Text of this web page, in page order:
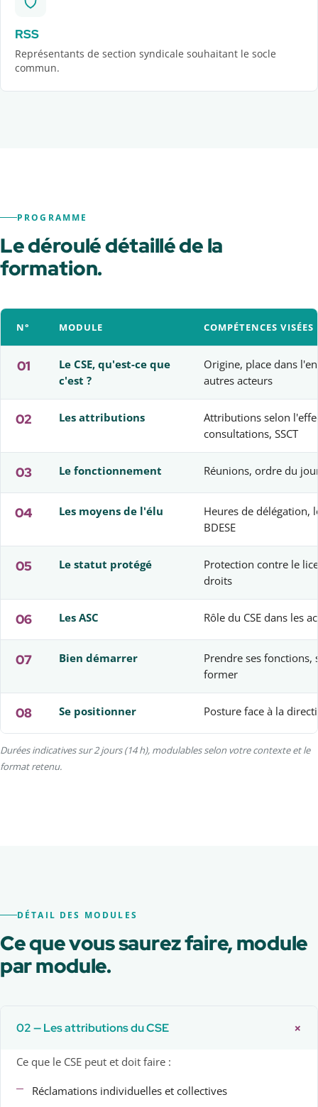
RSS
Représentants de section syndicale souhaitant le socle
commun.
PROGRAMME
Le déroulé détaillé de la
formation.
N° MODULE COMPÉTENCES VISÉES
01
Le CSE, qu'est-ce que
c'est ?
Origine, place dans
autres acteurs
02 Les attributions
Attributions selon
consultations, SSCT
03 Le fonctionnement Réunions, ordre du
04 Les moyens de l'élu
Heures de délégation,
BDESE
05 Le statut protégé
Protection contre le
droits
06 Les ASC Rôle du CSE dans les
07 Bien démarrer
Prendre ses fonctions,
former
08 Se positionner Posture face à la
Durées indicatives sur 2 jours (14 h), modulables selon votre contexte et le
format retenu.
DÉTAIL DES MODULES
Ce que vous saurez faire, module
par module.
02 — Les attributions du CSE +
Ce que le CSE peut et doit faire :
Réclamations individuelles et collectives